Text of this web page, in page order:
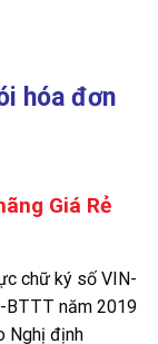
hóa đơn
Giá Rẻ
chữ ký số VIN-
BTTT năm 2019
Nghị định